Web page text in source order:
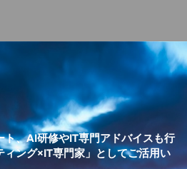
ト、AI研修やIT専門アドバイスも行
ィング×IT専門家」としてご活用い